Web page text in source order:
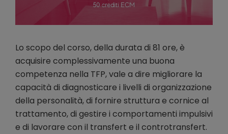
Lo scopo del corso, della durata di 81 ore, è
acquisire complessivamente una buona
competenza nella TFP, vale a dire migliorare la
capacità di diagnosticare i livelli di organizzazione
della personalità, di fornire struttura e cornice al
trattamento, di gestire i comportamenti impulsivi
e di lavorare con il transfert e il controtransfert.